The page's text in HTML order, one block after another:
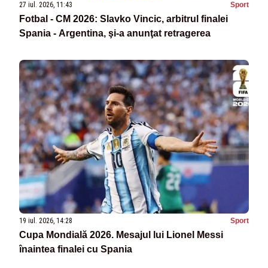
27 iul. 2026, 11:43 Sport
Fotbal - CM 2026: Slavko Vincic, arbitrul finalei
Spania - Argentina, şi-a anunţat retragerea
19 iul. 2026, 14:28 Sport
Cupa Mondială 2026. Mesajul lui Lionel Messi
înaintea finalei cu Spania